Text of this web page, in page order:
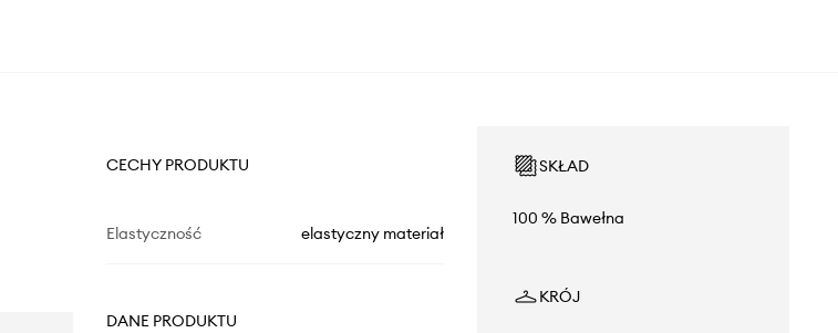
CECHY PRODUKTU
Elastyczność elastyczny materiał
DANE PRODUKTU
SKŁAD
100 % Bawełna
KRÓJ